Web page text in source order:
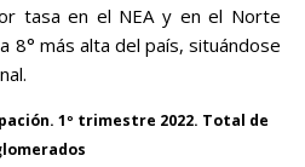
tasa en el NEA y en el Norte
8° más alta del país, situándose
1º trimestre 2022. Total de